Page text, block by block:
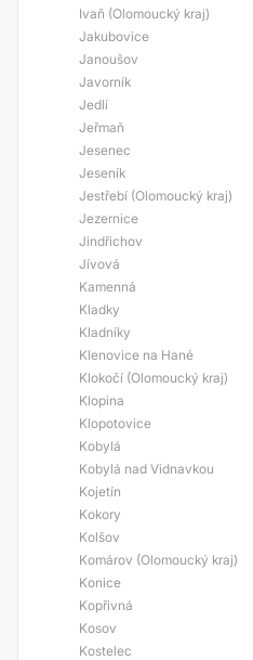
Ivaň (Olomoucký kraj)
Jakubovice
Janoušov
Javorník
Jedlí
Jeřmaň
Jesenec
Jeseník
Jestřebí (Olomoucký kraj)
Jezernice
Jindřichov
Jívová
Kamenná
Kladky
Kladníky
Klenovice na Hané
Klokočí (Olomoucký kraj)
Klopina
Klopotovice
Kobylá
Kobylá nad Vidnavkou
Kojetín
Kokory
Kolšov
Komárov (Olomoucký kraj)
Konice
Kopřivná
Kosov
Kostelec